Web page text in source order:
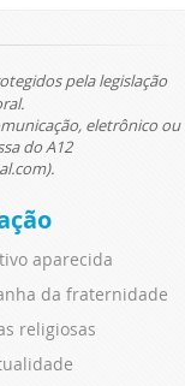
pela legislação
eletrônico ou
do A12
aparecida
da fraternidade
religiosas